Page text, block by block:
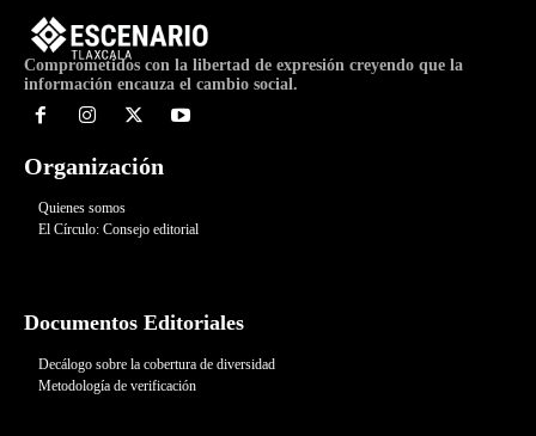
Comprometidos con la libertad de expresión creyendo que la
información encauza el cambio social.
Organización
Quienes somos
El Círculo: Consejo editorial
Documentos Editoriales
Decálogo sobre la cobertura de diversidad
Metodología de verificación